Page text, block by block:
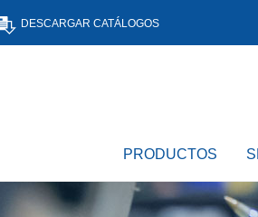
DESCARGAR CATÁLOGOS
PRODUCTOS